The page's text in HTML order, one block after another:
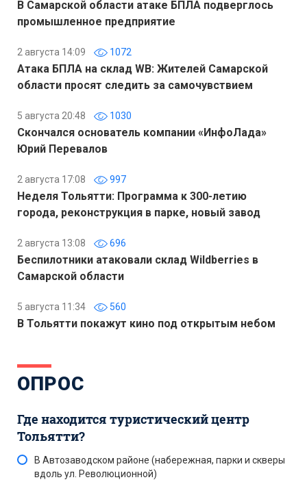
В Самарской области атаке БПЛА подверглось
промышленное предприятие
2 августа 14:09 1072
Атака БПЛА на склад WB: Жителей Самарской
области просят следить за самочувствием
5 августа 20:48 1030
Скончался основатель компании «ИнфоЛада»
Юрий Перевалов
2 августа 17:08 997
Неделя Тольятти: Программа к 300-летию
города, реконструкция в парке, новый завод
2 августа 13:08 696
Беспилотники атаковали склад Wildberries в
Самарской области
5 августа 11:34 560
В Тольятти покажут кино под открытым небом
ОПРОС
Где находится туристический центр
Тольятти?
В Автозаводском районе (набережная, парки и скверы
вдоль ул. Революционной)